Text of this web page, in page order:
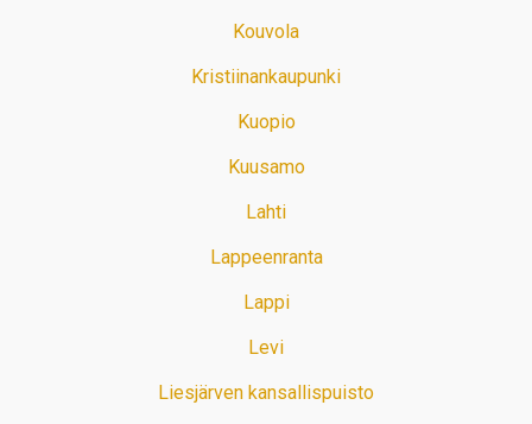
Kouvola
Kristiinankaupunki
Kuopio
Kuusamo
Lahti
Lappeenranta
Lappi
Levi
Liesjärven kansallispuisto